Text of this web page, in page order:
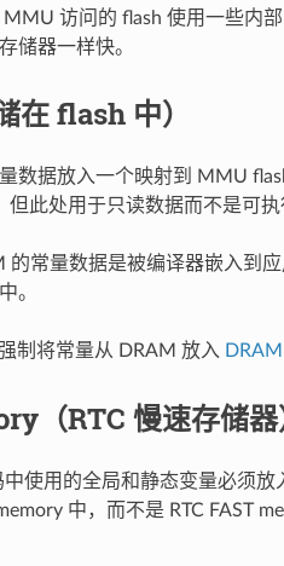
访问的 flash 使用一些内
储器一样快。
在 flash 中）
数据放入一个映射到 MMU
但此处用于只读数据而不是可执
的常量数据是被编译器嵌入到
。
制将常量从 DRAM 放入
（RTC 慢速存储器
使用的全局和静态变量必须放
中，而不是 RTC FAST